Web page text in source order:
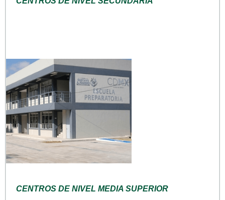
CENTROS DE NIVEL MEDIA SUPERIOR